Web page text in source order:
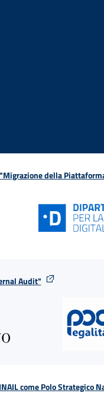
della
Audit"
come Polo Strategico